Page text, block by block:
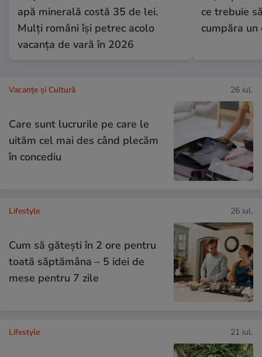
apă minerală costă 35 de lei.
Mulți români își petrec acolo
vacanța de vară în 2026
ce trebuie
cumpăra
Vacanțe și Cultură 26 iul.
Care sunt lucrurile pe care le
uităm cel mai des când plecăm
în concediu
Lifestyle 26 iul.
Cum să gătești în 2 ore pentru
toată săptămâna – 5 idei de
mese pentru 7 zile
Lifestyle 21 iul.